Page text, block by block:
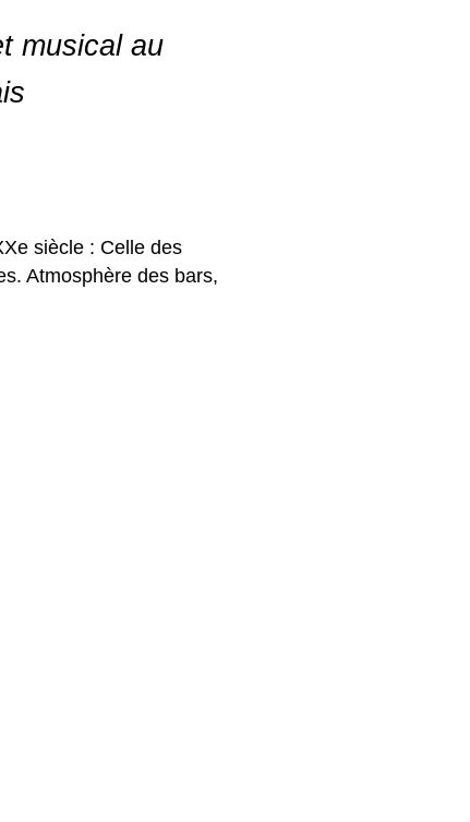
musical au
siècle : Celle des
Atmosphère des bars,